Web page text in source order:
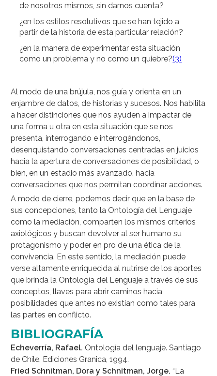
de nosotros mismos, sin darnos cuenta?
¿en los estilos resolutivos que se han tejido a
partir de la historia de esta particular relación?
¿en la manera de experimentar esta situación
como un problema y no como un quiebre?(3)
Al modo de una brújula, nos guía y orienta en un
enjambre de datos, de historias y sucesos. Nos habilita
a hacer distinciones que nos ayuden a impactar de
una forma u otra en esta situación que se nos
presenta, interrogando e interrogándonos,
desenquistando conversaciones centradas en juicios
hacia la apertura de conversaciones de posibilidad, o
bien, en un estadio más avanzado, hacia
conversaciones que nos permitan coordinar acciones.
A modo de cierre, podemos decir que en la base de
sus concepciones, tanto la Ontología del Lenguaje
como la mediación, comparten los mismos criterios
axiológicos y buscan devolver al ser humano su
protagonismo y poder en pro de una ética de la
convivencia. En este sentido, la mediación puede
verse altamente enriquecida al nutrirse de los aportes
que brinda la Ontología del Lenguaje a través de sus
conceptos, llaves para abrir caminos hacia
posibilidades que antes no existían como tales para
las partes en conflicto.
BIBLIOGRAFÍA
Echeverría, Rafael. Ontología del lenguaje. Santiago
de Chile, Ediciones Granica, 1994.
Fried Schnitman, Dora y Schnitman, Jorge. “La